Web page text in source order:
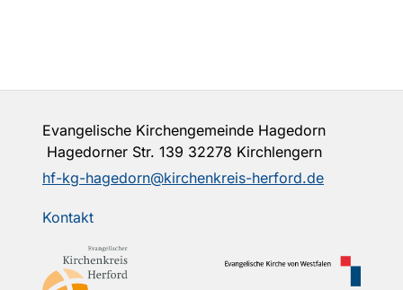
Evangelische Kirchengemeinde Hagedorn
Hagedorner Str. 139 32278 Kirchlengern
hf-kg-hagedorn@kirchenkreis-herford.de
Kontakt